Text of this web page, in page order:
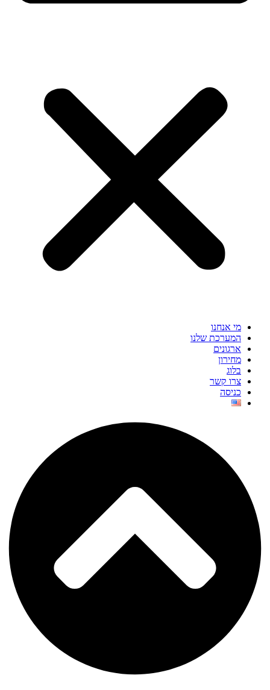
מי אנחנו
המערכת שלנו
ארגונים
מחירון
בלוג
צרו קשר
כניסה